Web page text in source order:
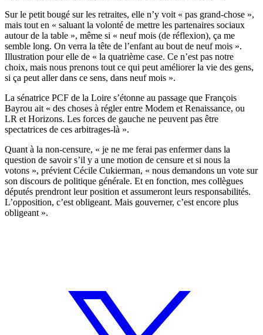
Sur le petit bougé sur les retraites, elle n’y voit « pas grand-chose »,
mais tout en « saluant la volonté de mettre les partenaires sociaux
autour de la table », même si « neuf mois (de réflexion), ça me
semble long. On verra la tête de l’enfant au bout de neuf mois ».
Illustration pour elle de « la quatrième case. Ce n’est pas notre
choix, mais nous prenons tout ce qui peut améliorer la vie des gens,
si ça peut aller dans ce sens, dans neuf mois ».
La sénatrice PCF de la Loire s’étonne au passage que François
Bayrou ait « des choses à régler entre Modem et Renaissance, ou
LR et Horizons. Les forces de gauche ne peuvent pas être
spectatrices de ces arbitrages-là ».
Quant à la non-censure, « je ne me ferai pas enfermer dans la
question de savoir s’il y a une motion de censure et si nous la
votons », prévient Cécile Cukierman, « nous demandons un vote sur
son discours de politique générale. Et en fonction, mes collègues
députés prendront leur position et assumeront leurs responsabilités.
L’opposition, c’est obligeant. Mais gouverner, c’est encore plus
obligeant ».